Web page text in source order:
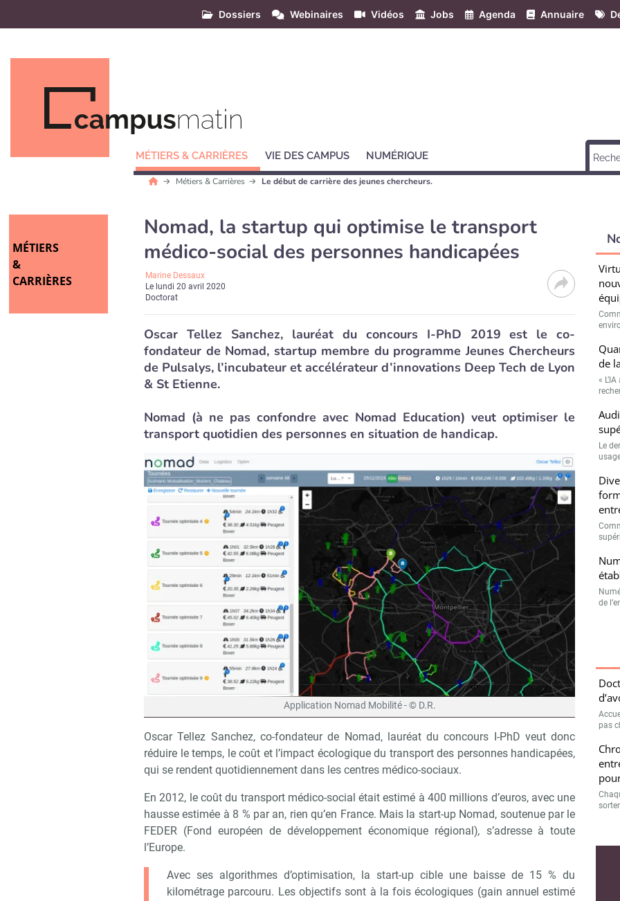
Dossiers Webinaires Vidéos Jobs Agenda Annuaire
MÉTIERS & CARRIÈRES VIE DES CAMPUS NUMÉRIQUE
Métiers & Carrières Le début de carrière des jeunes chercheurs.
MÉTIERS
&
CARRIÈRES
Nomad, la startup qui optimise le transport
médico-social des personnes handicapées
Marine Dessaux
Le lundi 20 avril 2020
Doctorat
Oscar Tellez Sanchez, lauréat du concours I-PhD 2019 est le co-
fondateur de Nomad, startup membre du programme Jeunes Chercheurs
de Pulsalys, l’incubateur et accélérateur d’innovations Deep Tech de Lyon
& St Etienne.
Nomad (à ne pas confondre avec Nomad Education) veut optimiser le
transport quotidien des personnes en situation de handicap.
Application Nomad Mobilité - © D.R.
Oscar Tellez Sanchez, co-fondateur de Nomad, lauréat du concours I-PhD veut donc
réduire le temps, le coût et l’impact écologique du transport des personnes handicapées,
qui se rendent quotidiennement dans les centres médico-sociaux.
En 2012, le coût du transport médico-social était estimé à 400 millions d’euros, avec une
hausse estimée à 8 % par an, rien qu’en France. Mais la start-up Nomad, soutenue par le
FEDER (Fond européen de développement économique régional), s’adresse à toute
l’Europe.
Avec ses algorithmes d’optimisation, la start-up cible une baisse de 15 % du
kilométrage parcouru. Les objectifs sont à la fois écologiques (gain annuel estimé
de
«
Le
de
pas